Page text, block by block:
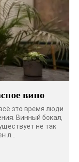
вино
это время люди
Винный бокал,
не так
л...